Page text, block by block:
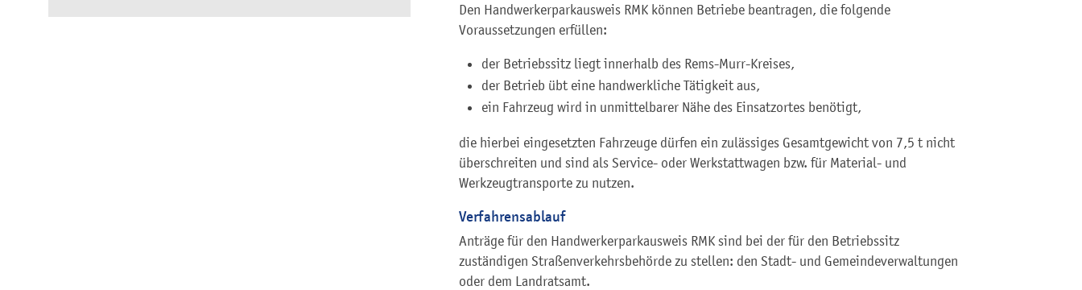
Den Handwerkerparkausweis RMK können Betriebe beantragen, die folgende
Voraussetzungen erfüllen:
der Betriebssitz liegt innerhalb des Rems-Murr-Kreises,
der Betrieb übt eine handwerkliche Tätigkeit aus,
ein Fahrzeug wird in unmittelbarer Nähe des Einsatzortes benötigt,
die hierbei eingesetzten Fahrzeuge dürfen ein zulässiges Gesamtgewicht von 7,5 t nicht
überschreiten und sind als Service- oder Werkstattwagen bzw. für Material- und
Werkzeugtransporte zu nutzen.
Verfahrensablauf
Anträge für den Handwerkerparkausweis RMK sind bei der für den Betriebssitz
zuständigen Straßenverkehrsbehörde zu stellen: den Stadt- und Gemeindeverwaltungen
oder dem Landratsamt.